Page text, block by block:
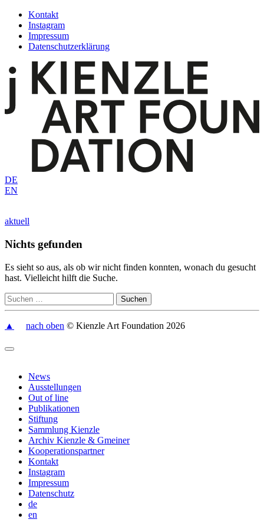
Zum
Inhalt
springen
Kontakt
Instagram
Impressum
Datenschutzerklärung
DE
EN
aktuell
Nichts gefunden
Es sieht so aus, als ob wir nicht finden konnten, wonach du gesucht
hast. Vielleicht hilft die Suche.
▲ nach oben © Kienzle Art Foundation 2026
News
Ausstellungen
Out of line
Publikationen
Stiftung
Sammlung Kienzle
Archiv Kienzle & Gmeiner
Kooperationspartner
Kontakt
Instagram
Impressum
Datenschutz
de
en